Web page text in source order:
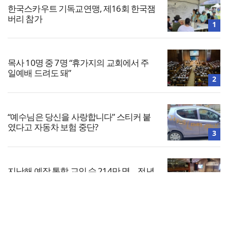
한국스카우트 기독교연맹, 제16회 한국잼
버리 참가
1
목사 10명 중 7명 “휴가지의 교회에서 주
일예배 드려도 돼”
2
“예수님은 당신을 사랑합니다” 스티커 붙
였다고 자동차 보험 중단?
3
지난해 예장 통합 교인 수 214만 명… 전년